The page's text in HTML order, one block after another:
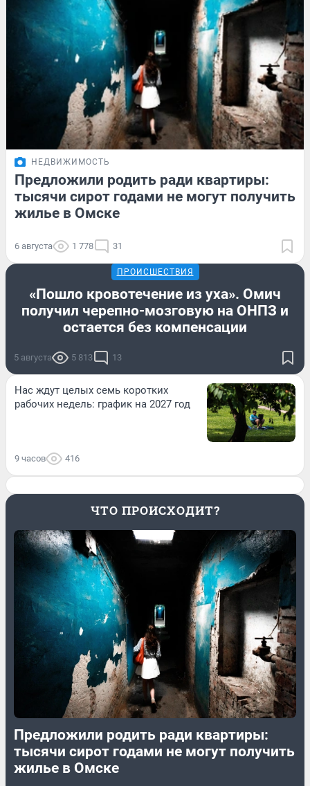
НЕДВИЖИМОСТЬ
Предложили родить ради квартиры:
тысячи сирот годами не могут получить
жилье в Омске
6 августа 1 778 31
ПРОИСШЕСТВИЯ
«Пошло кровотечение из уха». Омич
получил черепно-мозговую на ОНПЗ и
остается без компенсации
5 августа 5 813 13
Нас ждут целых семь коротких
рабочих недель: график на 2027 год
9 часов 416
ЧТО ПРОИСХОДИТ?
Предложили родить ради квартиры:
тысячи сирот годами не могут получить
жилье в Омске